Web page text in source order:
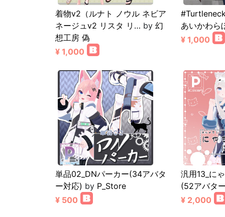
着物v2（ルナト ノウル ネビア
ネージュv2 リスタ リ… by 幻
想工房 偽
¥ 1,000
あいかわら
¥ 1,000
単品02_DNパーカー(34アバタ
ー対応) by P_Store
¥ 500
汎用13_に
(52アバタ
¥ 2,000